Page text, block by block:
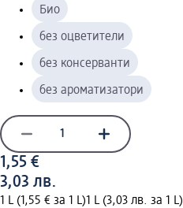
Био
без оцветители
без консерванти
без ароматизатори
1,55 €
3,03 лв.
1 L (1,55 € за 1 L)1 L (3,03 лв. за 1 L)